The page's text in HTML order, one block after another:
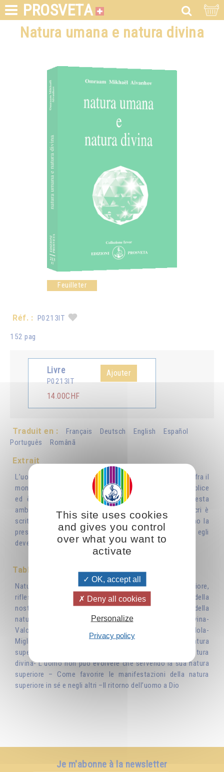
PROSVETA
Natura umana e natura divina
Feuilleter
Réf. : P0213IT
152 pag
Livre
P0213IT
14.00CHF
Ajouter
Traduit en : Français Deutsch English
Español
Português
Românã
Extrait
L’uomo è quell’essere che l’evoluzione ha posto al limite fra il
mondo animale e quello divino. La sua natura è quindi duplice
ed è importante che l’uomo prenda coscienza di questa
ambivalenza per vincerla e superarla. Se nei Testi Sacri è
scritto " Voi siete delle Divinità " è per ricordare all’uomo la
presenza nascosta in lui di una essenza superiore che egli
deve apprendere a manifestare
Table des matières
Natura umana…..o natura animale?- La natura inferiore,
riflesso inverso della natura superiore - Alla ricerca della
nostra vera identità - Come sottrarsi alle limitazioni della
natura inferiore- Il sole simbolo della natura divina-
Valorizzare le risorse della natura inferiore padroneggiandola-
Migliorarsi vuol dire offrire progressivamente alla natura
superiore condizioni per manifestarsi- La voce della natura
divina- L’uomo non può evolvere che servendo la sua natura
superiore – Come favorire le manifestazioni della natura
superiore in sé e negli altri –Il ritorno dell’uomo a Dio
Je m'abonne à la newsletter
This site uses cookies
and gives you control
over what you want to
activate
OK, accept all
Deny all cookies
Personalize
Privacy policy